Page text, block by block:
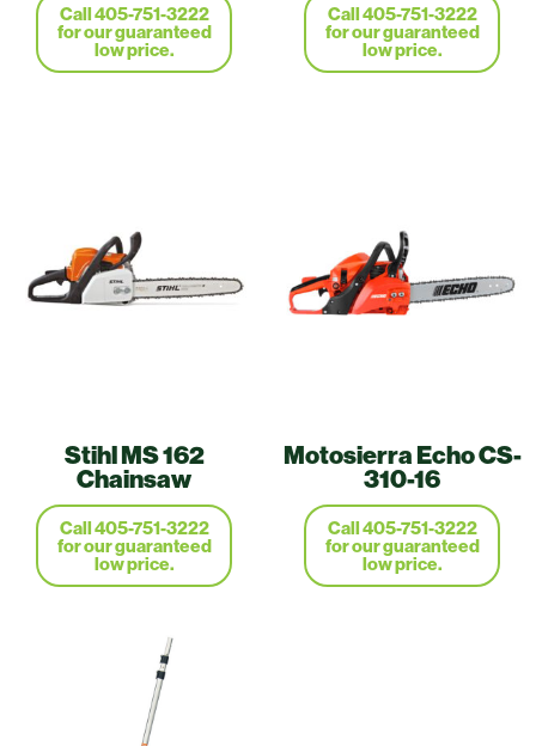
Call 405-751-3222
for our guaranteed
low price.
Call 405-751-3222
for our guaranteed
low price.
Stihl MS 162
Chainsaw
Call 405-751-3222
for our guaranteed
low price.
Motosierra Echo CS-
310-16
Call 405-751-3222
for our guaranteed
low price.